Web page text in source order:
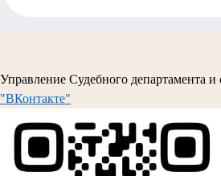
Управление Судебного департамента
"ВКонтакте"